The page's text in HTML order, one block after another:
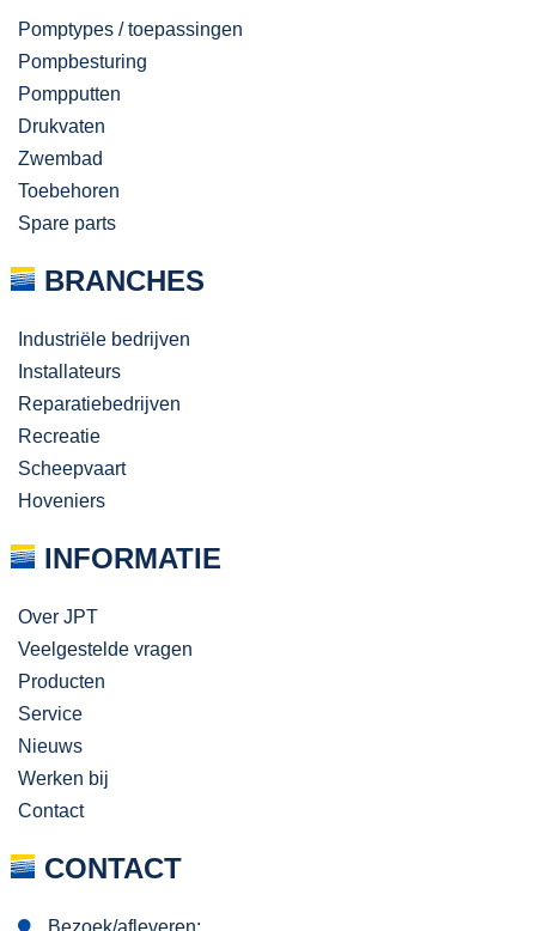
Pomptypes / toepassingen
Pompbesturing
Pompputten
Drukvaten
Zwembad
Toebehoren
Spare parts
BRANCHES
Industriële bedrijven
Installateurs
Reparatiebedrijven
Recreatie
Scheepvaart
Hoveniers
INFORMATIE
Over JPT
Veelgestelde vragen
Producten
Service
Nieuws
Werken bij
Contact
CONTACT
Bezoek/afleveren: